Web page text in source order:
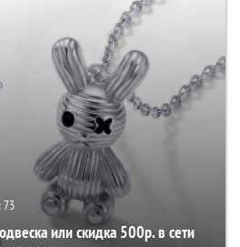
73
или скидка 500р. в сети